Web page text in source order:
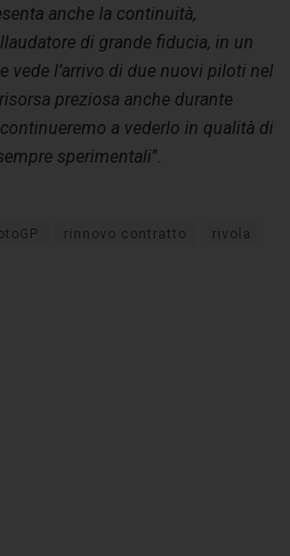
anche la continuità,
di grande fiducia, in un
vede l’arrivo di due nuovi piloti nel
preziosa anche durante
a vederlo in qualità di
sperimentali”.
rinnovo contratto rivola